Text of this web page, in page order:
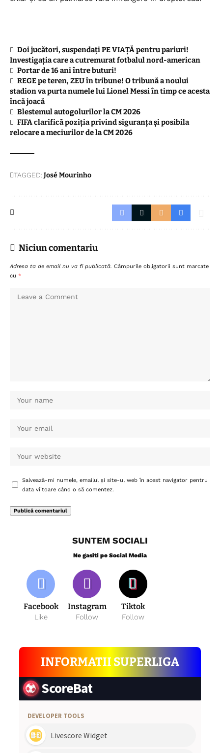
Doi jucători, suspendați PE VIAȚĂ pentru pariuri!
Investigația care a cutremurat fotbalul nord-american
Portar de 16 ani între buturi!
REGE pe teren, ZEU în tribune! O tribună a noului
stadion va purta numele lui Lionel Messi în timp ce acesta
încă joacă
Blestemul autogolurilor la CM 2026
FIFA clarifică poziția privind siguranța și posibila
relocare a meciurilor de la CM 2026
TAGGED:José Mourinho
Niciun comentariu
Adresa ta de email nu va fi publicată. Câmpurile obligatorii sunt marcate
cu *
Salvează-mi numele, emailul și site-ul web în acest navigator pentru
data viitoare când o să comentez.
SUNTEM SOCIALI
Ne gasiti pe Social Media
Facebook
Like
Instagram
Follow
Tiktok
Follow
INFORMATII SUPERLIGA